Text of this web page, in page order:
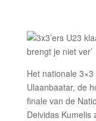
Het nationale
Ulaanbaatar, de
finale van de
Deividas Kumelis